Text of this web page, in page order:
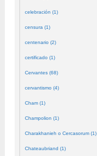
celebración (1)
censura (1)
centenario (2)
certificado (1)
Cervantes (68)
cervantismo (4)
Cham (1)
Champolion (1)
Charakhanieh o Cercasorum (1)
Chateaubriand (1)